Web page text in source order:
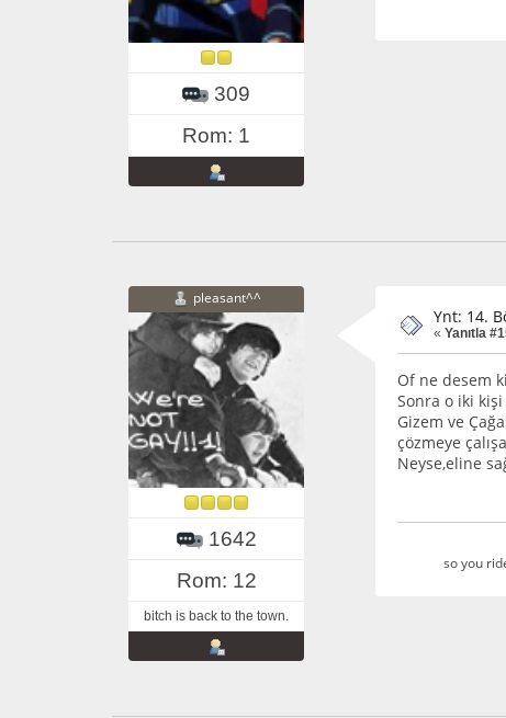
309
Rom: 1
pleasant^^
1642
Rom: 12
bitch is back to the town.
Ynt: 14.
« Yanıtla
Of ne desem
Sonra o iki
Gizem ve
çözmeye
Neyse,eline
so you